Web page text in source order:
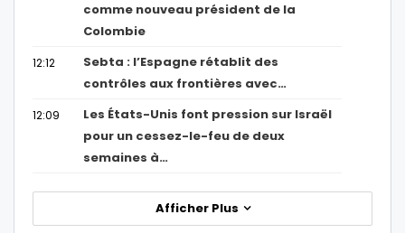
comme nouveau président de la
Colombie
12:12
Sebta : l’Espagne rétablit des
contrôles aux frontières avec…
12:09
Les États-Unis font pression sur Israël
pour un cessez-le-feu de deux
semaines à…
Afficher Plus